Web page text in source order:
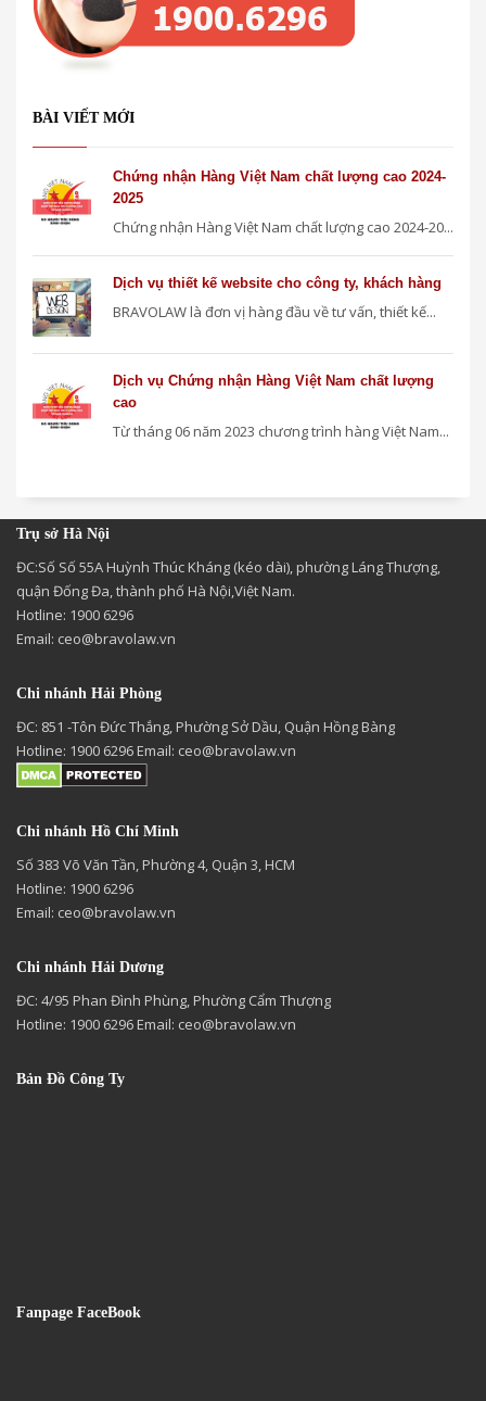
BÀI VIẾT MỚI
Chứng nhận Hàng Việt Nam chất lượng cao 2024-
2025
Chứng nhận Hàng Việt Nam chất lượng cao 2024-20...
Dịch vụ thiết kế website cho công ty, khách hàng
BRAVOLAW là đơn vị hàng đầu về tư vấn, thiết kế...
Dịch vụ Chứng nhận Hàng Việt Nam chất lượng
cao
Từ tháng 06 năm 2023 chương trình hàng Việt Nam...
Trụ sở Hà Nội
ĐC:Số Số 55A Huỳnh Thúc Kháng (kéo dài), phường Láng Thượng,
quận Đống Đa, thành phố Hà Nội,Việt Nam.
Hotline: 1900 6296
Email: ceo@bravolaw.vn
Chi nhánh Hải Phòng
ĐC: 851 -Tôn Đức Thắng, Phường Sở Dầu, Quận Hồng Bàng
Hotline: 1900 6296 Email: ceo@bravolaw.vn
Chi nhánh Hồ Chí Minh
Số 383 Võ Văn Tần, Phường 4, Quận 3, HCM
Hotline: 1900 6296
Email: ceo@bravolaw.vn
Chi nhánh Hải Dương
ĐC: 4/95 Phan Đình Phùng, Phường Cẩm Thượng
Hotline: 1900 6296 Email: ceo@bravolaw.vn
Bản Đồ Công Ty
Fanpage FaceBook